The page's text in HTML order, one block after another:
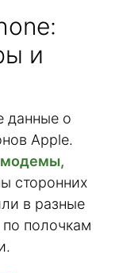
и
данные о
Apple.
модемы,
сторонних
в разные
полочкам